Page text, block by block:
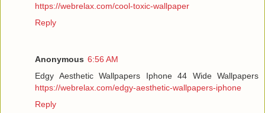
https://webrelax.com/cool-toxic-wallpaper
Reply
Anonymous 6:56 AM
Edgy Aesthetic Wallpapers Iphone 44 Wide Wallpapers
https://webrelax.com/edgy-aesthetic-wallpapers-iphone
Reply